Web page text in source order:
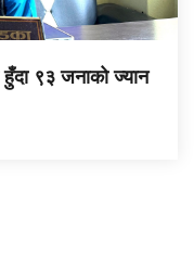
हुँदा ९३ जनाको ज्यान